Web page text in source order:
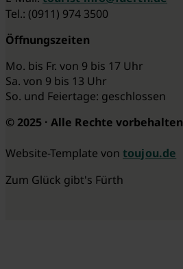
Tel.: (0911) 974 3500
Öffnungszeiten
Mo. bis Fr. von 9 bis 17 Uhr
Sa. von 9 bis 13 Uhr
So. und Feiertage: geschlossen
© 2025 · Alle Rechte vorbehalten
Website-Template von toujou.de
Zum Glück gibt's Fürth